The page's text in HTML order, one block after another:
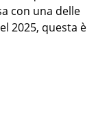
con una delle
2025, questa è